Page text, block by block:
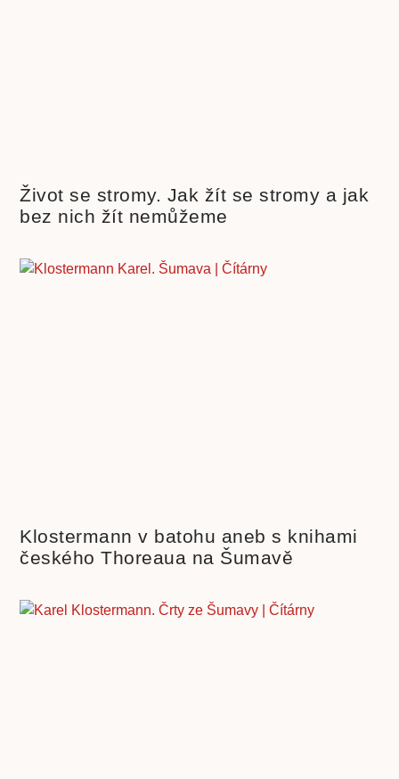
Život se stromy. Jak žít se stromy a jak
bez nich žít nemůžeme
Klostermann v batohu aneb s knihami
českého Thoreaua na Šumavě